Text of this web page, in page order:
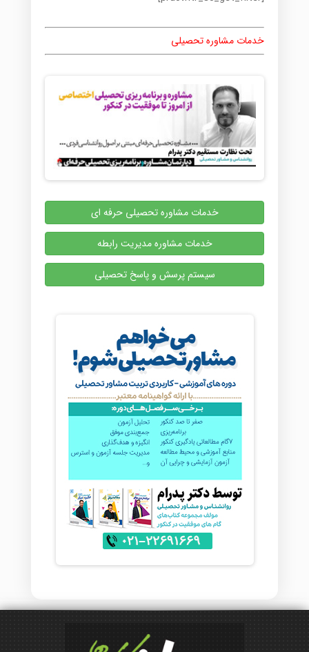
خدمات مشاوره تحصیلی
خدمات مشاوره تحصیلی حرفه ای
خدمات مشاوره مدیریت رابطه
سیستم پرسش و پاسخ تحصیلی